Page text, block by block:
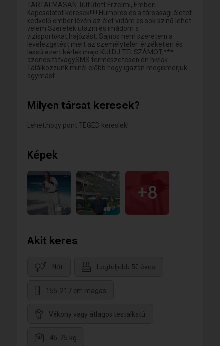
TARTALMASAN Túlfűtött Érzelmi, Emberi
Kapcsolatot keresek!!!!! Humoros és a társasági életet
kedvelő ember lévén az élet vidám és sok szinű lehet
velem.Szeretek utazni és imádom a
vizisportokat,hajózást..Sajnos nem szeretem a
levelezgetést mert az személytelen érzéketlen és
lassú.ezért kérlek majd KÜLDJ TELSZÁMOT,***
azonositótvagySMS.természetesen én hivlak.
Találkozzunk minél előbb hogy igazán megismerjük
egymást.
Milyen társat keresek?
Lehet,hogy pont TÉGED kereslek!
Képek
2 2
+8
Akit keres
Nőt Legfeljebb 50 éves
155-217 cm magas
Vékony vagy átlagos testalkatú
45-75 kg